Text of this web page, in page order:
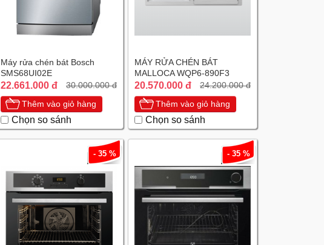
Máy rửa chén bát Bosch
SMS68UI02E
22.661.000 đ 30.000.000 đ
Thêm vào giỏ hàng
Chọn so sánh
MÁY RỬA CHÉN BÁT
MALLOCA WQP6-890F3
20.570.000 đ 24.200.000 đ
Thêm vào giỏ hàng
Chọn so sánh
- 35 % - 35 %